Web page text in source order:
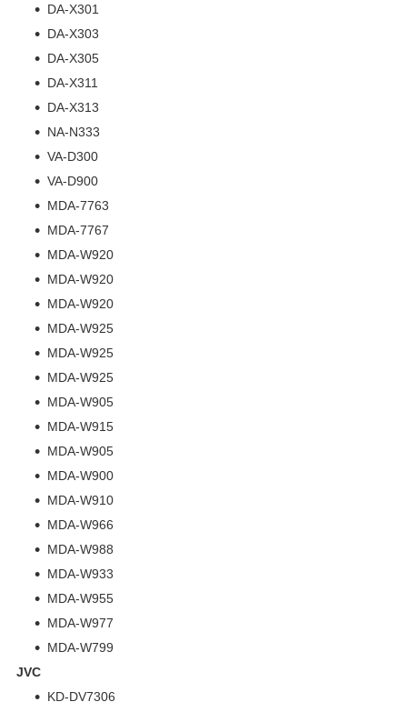
DA-X301
DA-X303
DA-X305
DA-X311
DA-X313
NA-N333
VA-D300
VA-D900
MDA-7763
MDA-7767
MDA-W920
MDA-W920
MDA-W920
MDA-W925
MDA-W925
MDA-W925
MDA-W905
MDA-W915
MDA-W905
MDA-W900
MDA-W910
MDA-W966
MDA-W988
MDA-W933
MDA-W955
MDA-W977
MDA-W799
JVC
KD-DV7306